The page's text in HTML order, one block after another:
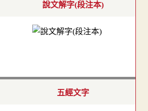
說文解字(段注本)
五經文字